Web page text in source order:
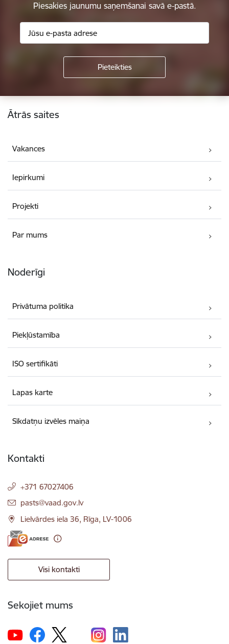
Piesakies jaunumu saņemšanai savā e-pastā.
Kājene
Ātrās saites
Vakances
Iepirkumi
Projekti
Par mums
Noderīgi
Privātuma politika
Piekļūstamība
ISO sertifikāti
Lapas karte
Sīkdatņu izvēles maiņa
Kontakti
+371 67027406
E-pasts:
pasts@vaad.gov.lv
Lielvārdes iela 36, Rīga, LV-1006
Visi kontakti
Sekojiet mums